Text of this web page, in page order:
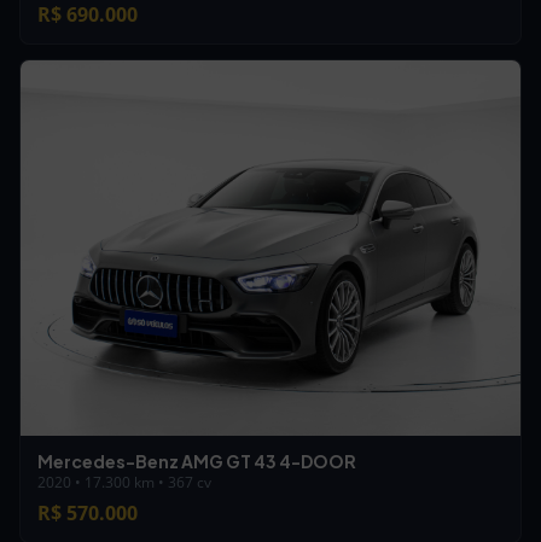
R$ 690.000
Mercedes-Benz AMG GT 43 4-DOOR
2020 • 17.300 km • 367 cv
R$ 570.000